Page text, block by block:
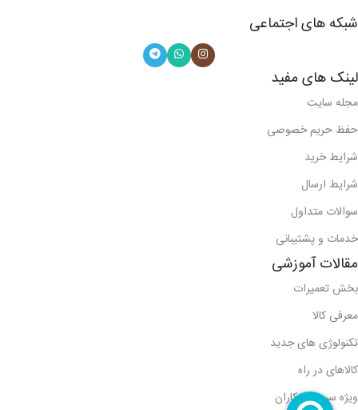
شبکه های اجتماعی
لینک های مفید
مجله سایت
حفظ حریم خصوصی
شرایط خرید
شرایط ارسال
سوالات متداول
خدمات و پشتیبانی
مقالات آموزشی
بخش تعمیرات
معرفی کالا
تکنولوژی های جدید
کالاهای در راه
ویژه سرویس کاران